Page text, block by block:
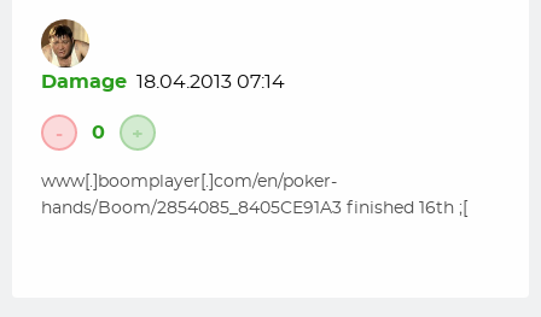
Damage 18.04.2013 07:14
- 0 +
www[.]boomplayer[.]com/en/poker-
hands/Boom/2854085_8405CE91A3 finished 16th ;[